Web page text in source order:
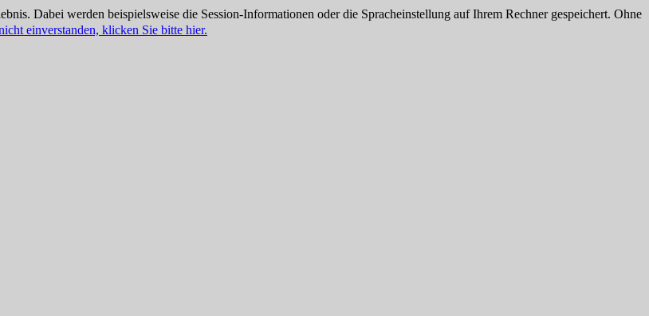
Dabei werden beispielsweise die Session-Informationen oder die Spracheinstellung auf Ihrem Rechner gespeichert. Ohne
einverstanden, klicken Sie bitte hier.